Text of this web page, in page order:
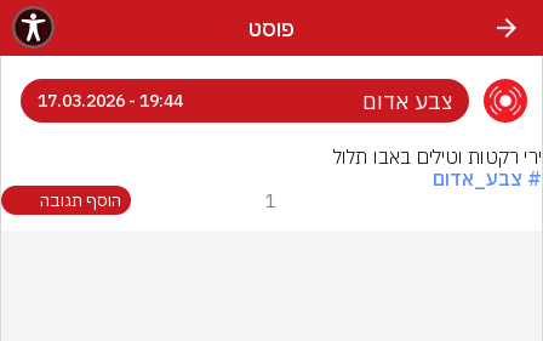
פוסט
צבע אדום 19:44 - 17.03.2026
ירי רקטות וטילים באבו תלול
# צבע_אדום
1 הוסף תגובה